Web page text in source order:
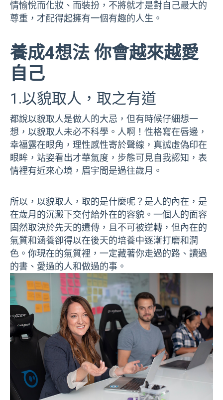
情愉悅而化妝、而裝扮，不將就才是對自己最大的
尊重，才配得起擁有一個有趣的人生。
養成4想法 你會越來越愛
自己
1.以貌取人，取之有道
都說以貌取人是做人的大忌，但有時候仔細想一
想，以貌取人未必不科學。人啊！性格寫在唇邊，
幸福露在眼角，理性感性寄於聲線，真誠虛偽印在
眼眸，站姿看出才華氣度，步態可見自我認知，表
情裡有近來心境，眉宇間是過往歲月。
所以，以貌取人，取的是什麼呢？是人的內在，是
在歲月的沉澱下交付給外在的容貌。一個人的面容
固然取決於先天的遺傳，且不可被逆轉，但內在的
氣質和涵養卻得以在後天的培養中逐漸打磨和潤
色。你現在的氣質裡，一定藏著你走過的路、讀過
的書、愛過的人和做過的事。